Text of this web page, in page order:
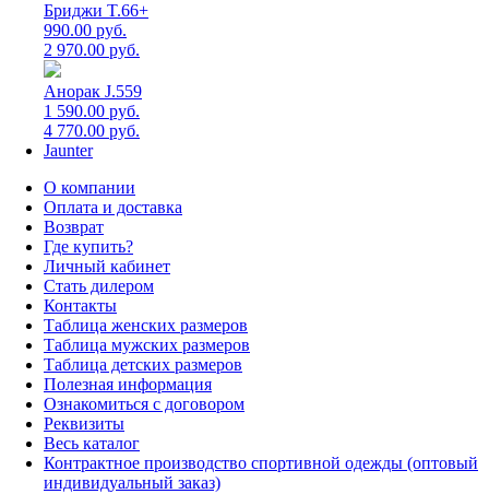
Бриджи T.66+
990.00 руб.
2 970.00 руб.
Анорак J.559
1 590.00 руб.
4 770.00 руб.
Jaunter
О компании
Оплата и доставка
Возврат
Где купить?
Личный кабинет
Стать дилером
Контакты
Таблица женских размеров
Таблица мужских размеров
Таблица детских размеров
Полезная информация
Ознакомиться с договором
Реквизиты
Весь каталог
Контрактное производство спортивной одежды (оптовый
индивидуальный заказ)